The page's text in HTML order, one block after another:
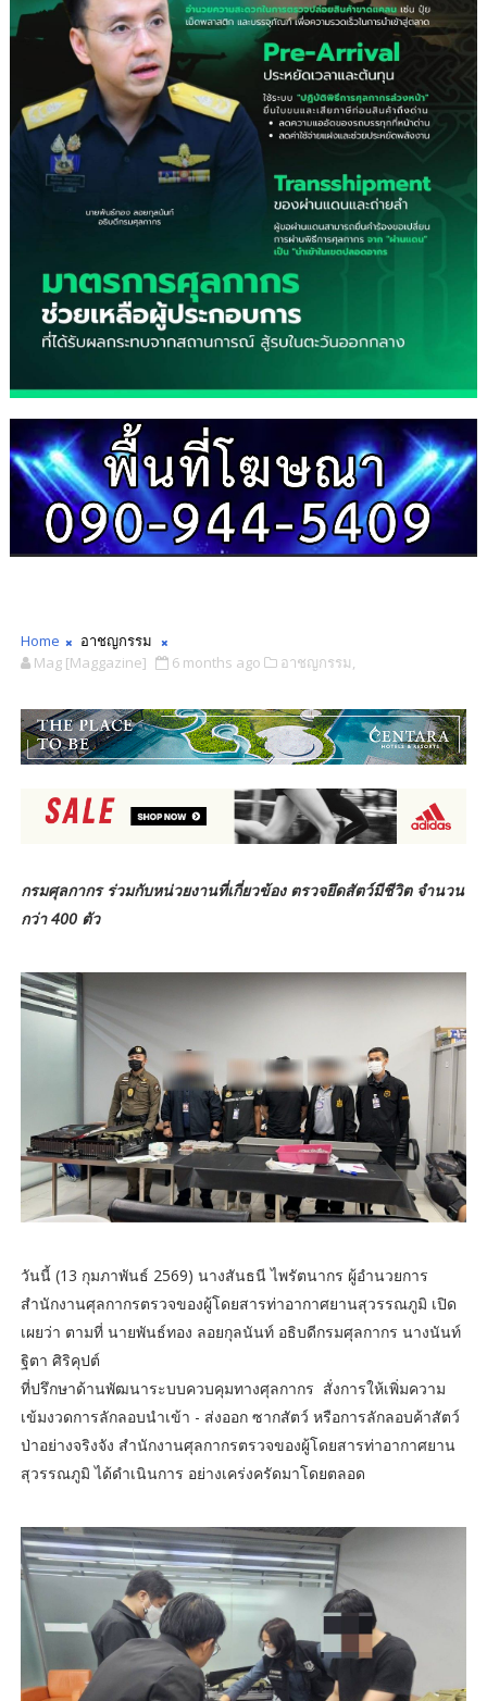
Home
อาชญกรรม
Mag [Maggazine]
6 months ago อาชญกรรม,
กรมศุลกากร ร่วมกับหน่วยงานที่เกี่ยวข้อง ตรวจยึดสัตว์มีชีวิต จำนวน
กว่า 400 ตัว
วันนี้ (13 กุมภาพันธ์ 2569) นางสันธนี ไพรัตนากร ผู้อำนวยการ
สำนักงานศุลกากรตรวจของผู้โดยสารท่าอากาศยานสุวรรณภูมิ เปิด
เผยว่า ตามที่ นายพันธ์ทอง ลอยกุลนันท์ อธิบดีกรมศุลกากร นางนันท์
ฐิตา ศิริคุปต์
ที่ปรึกษาด้านพัฒนาระบบควบคุมทางศุลกากร สั่งการให้เพิ่มความ
เข้มงวดการลักลอบนำเข้า - ส่งออก ซากสัตว์ หรือการลักลอบค้าสัตว์
ป่าอย่างจริงจัง สำนักงานศุลกากรตรวจของผู้โดยสารท่าอากาศยาน
สุวรรณภูมิ ได้ดำเนินการ อย่างเคร่งครัดมาโดยตลอด